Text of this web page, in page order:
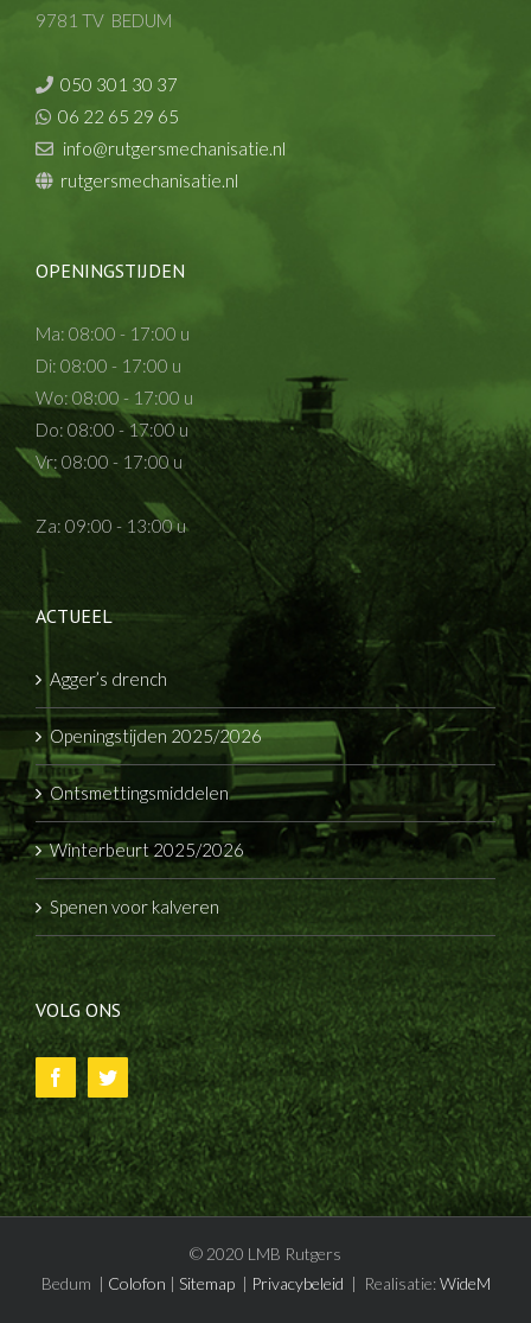
9781 TV BEDUM
050 301 30 37
06 22 65 29 65
info@rutgersmechanisatie.nl
rutgersmechanisatie.nl
OPENINGSTIJDEN
Ma: 08:00 - 17:00 u
Di: 08:00 - 17:00 u
Wo: 08:00 - 17:00 u
Do: 08:00 - 17:00 u
Vr: 08:00 - 17:00 u
Za: 09:00 - 13:00 u
ACTUEEL
Agger’s drench
Openingstijden 2025/2026
Ontsmettingsmiddelen
Winterbeurt 2025/2026
Spenen voor kalveren
VOLG ONS
© 2020 LMB Rutgers
Bedum | Colofon | Sitemap| Privacybeleid | Realisatie:WideM